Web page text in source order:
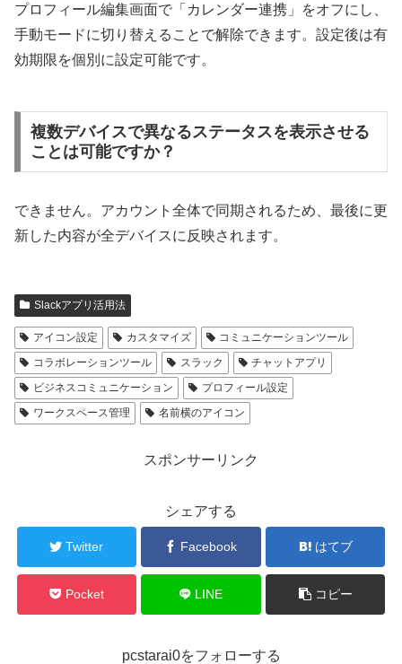
プロフィール編集画面で「カレンダー連携」をオフにし、
手動モードに切り替えることで解除できます。設定後は有
効期限を個別に設定可能です。
複数デバイスで異なるステータスを表示させる
ことは可能ですか？
できません。アカウント全体で同期されるため、最後に更
新した内容が全デバイスに反映されます。
Slackアプリ活用法
アイコン設定 カスタマイズ
コミュニケーションツール
コラボレーションツール
スラック
チャットアプリ
ビジネスコミュニケーション
プロフィール設定
ワークスペース管理
名前横のアイコン
スポンサーリンク
シェアする
Twitter Facebook はてブ
Pocket LINE コピー
pcstarai0をフォローする